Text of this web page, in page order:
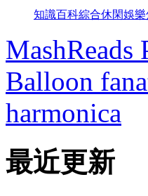
知識百科綜合休閑娛樂
MashReads
Balloon
harmonica
最近更新